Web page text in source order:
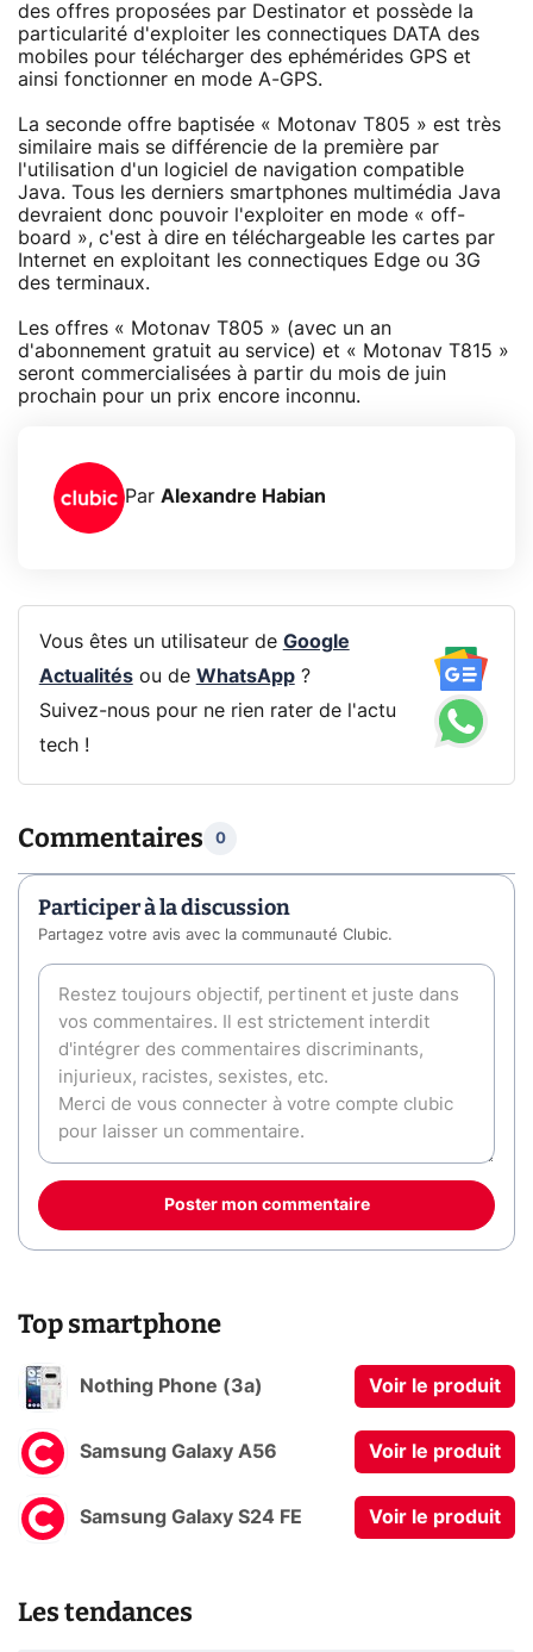
des offres proposées par Destinator et possède la
particularité d'exploiter les connectiques DATA des
mobiles pour télécharger des ephémérides GPS et
ainsi fonctionner en mode A-GPS.
La seconde offre baptisée « Motonav T805 » est très
similaire mais se différencie de la première par
l'utilisation d'un logiciel de navigation compatible
Java. Tous les derniers smartphones multimédia Java
devraient donc pouvoir l'exploiter en mode « off-
board », c'est à dire en téléchargeable les cartes par
Internet en exploitant les connectiques Edge ou 3G
des terminaux.
Les offres « Motonav T805 » (avec un an
d'abonnement gratuit au service) et « Motonav T815 »
seront commercialisées à partir du mois de juin
prochain pour un prix encore inconnu.
Par Alexandre Habian
Vous êtes un utilisateur de Google
Actualitésou de WhatsApp?
Suivez-nous pour ne rien rater de l'actu
tech !
Commentaires 0
Participer à la discussion
Partagez votre avis avec la communauté Clubic.
Poster mon commentaire
Top smartphone
Nothing Phone (3a) Voir le produit
Samsung Galaxy A56 Voir le produit
Samsung Galaxy S24 FE Voir le produit
Les tendances